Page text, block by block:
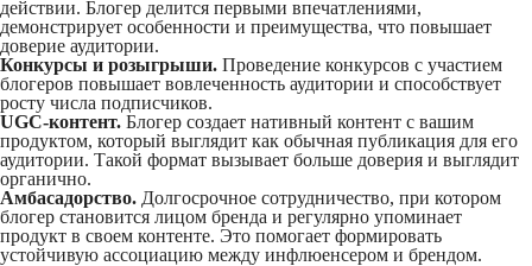
действии. Блогер делится первыми впечатлениями,
демонстрирует особенности и преимущества, что повышает
доверие аудитории.
Конкурсы и розыгрыши. Проведение конкурсов с участием
блогеров повышает вовлеченность аудитории и способствует
росту числа подписчиков.
UGC-контент. Блогер создает нативный контент с вашим
продуктом, который выглядит как обычная публикация для его
аудитории. Такой формат вызывает больше доверия и выглядит
органично.
Амбасадорство. Долгосрочное сотрудничество, при котором
блогер становится лицом бренда и регулярно упоминает
продукт в своем контенте. Это помогает формировать
устойчивую ассоциацию между инфлюенсером и брендом.